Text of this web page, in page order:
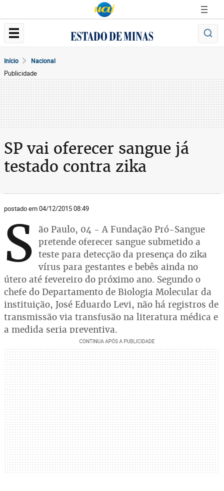
Início Nacional
Publicidade
SP vai oferecer sangue já
testado contra zika
postado em 04/12/2015 08:49
S ão Paulo, 04 - A Fundação Pró-Sangue
pretende oferecer sangue submetido a
teste para detecção da presença do zika
vírus para gestantes e bebês ainda no
útero até fevereiro do próximo ano. Segundo o
chefe do Departamento de Biologia Molecular da
instituição, José Eduardo Levi, não há registros de
transmissão via transfusão na literatura médica e
a medida seria preventiva.